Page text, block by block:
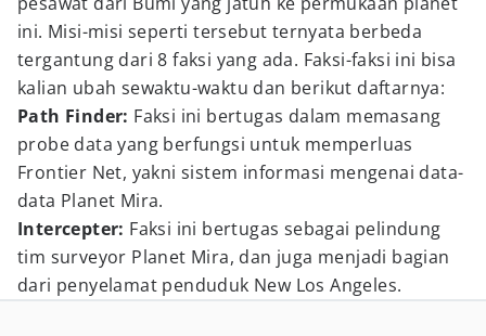
ini. Misi-misi seperti tersebut ternyata berbeda
tergantung dari 8 faksi yang ada. Faksi-faksi ini bisa
kalian ubah sewaktu-waktu dan berikut daftarnya:
Path Finder: Faksi ini bertugas dalam memasang
probe data yang berfungsi untuk memperluas
Frontier Net, yakni sistem informasi mengenai data-
data Planet Mira.
Intercepter: Faksi ini bertugas sebagai pelindung
tim surveyor Planet Mira, dan juga menjadi bagian
dari penyelamat penduduk New Los Angeles.